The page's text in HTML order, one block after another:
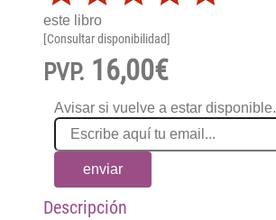
este libro
[Consultar disponibilidad]
PVP. 16,00€
Avisar si vuelve a estar disponible.
enviar
Descripción